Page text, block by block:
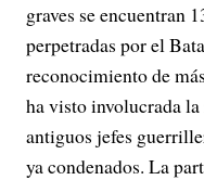
graves se encuentran
perpetradas por el
reconocimiento de
ha visto involucrada
antiguos jefes
ya condenados. La